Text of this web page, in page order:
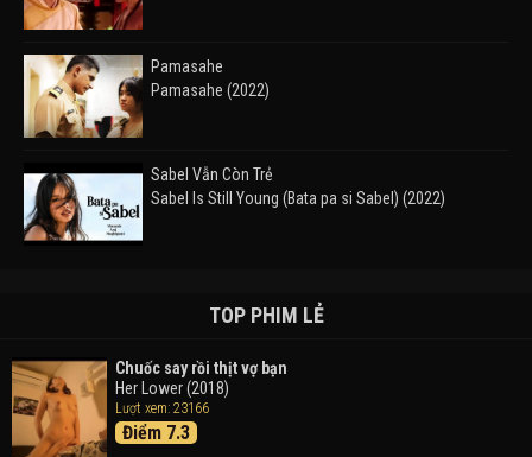
Pamasahe
Pamasahe (2022)
Sabel Vẫn Còn Trẻ
Sabel Is Still Young (Bata pa si Sabel) (2022)
Takas (2024)
Thám Tử Lừng Danh Conan 26: Tàu Ngầm Sắt Màu
Đen
Detective Conan: Black Iron Submarine (2023)
TOP PHIM LẺ
Chuốc say rồi thịt vợ bạn
Her Lower (2018)
Lượt xem: 23166
Điểm 7.3